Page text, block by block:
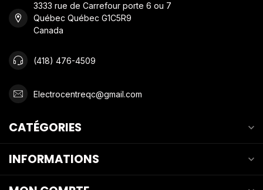
3333 rue de Carrefour porte 6 ou 7
Québec Québec G1C5R9
Canada
(418) 476-4509
Electrocentreqc@gmail.com
CATÉGORIES
INFORMATIONS